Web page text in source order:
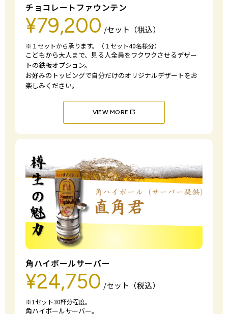
チョコレートファウンテン
¥79,200 /セット（税込）
※１セットから承ります。（１セット40名様分）
こどもから大人まで、見る人全員をワクワクさせるデザー
トの鉄板オプション。
お好みのトッピングで自分だけのオリジナルデザートをお
楽しみください。
VIEW MORE
角ハイボールサーバー
¥24,750 /セット（税込）
※1セット30杯分程度。
角ハイボールサーバー。